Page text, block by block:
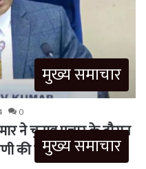
मुख्य समाचार
0
ने चुनाव प्रचार के दौरान
की निंदा कीमुख्य समाचार